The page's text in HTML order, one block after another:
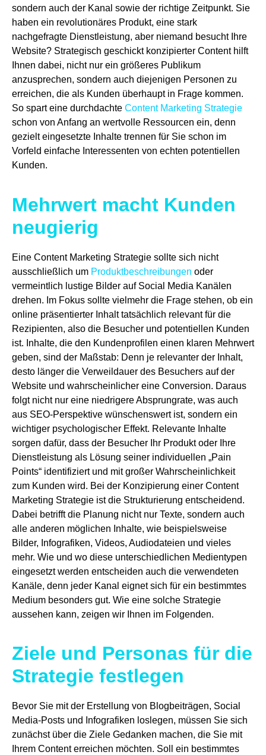
sondern auch der Kanal sowie der richtige Zeitpunkt. Sie
haben ein revolutionäres Produkt, eine stark
nachgefragte Dienstleistung, aber niemand besucht Ihre
Website? Strategisch geschickt konzipierter Content hilft
Ihnen dabei, nicht nur ein größeres Publikum
anzusprechen, sondern auch diejenigen Personen zu
erreichen, die als Kunden überhaupt in Frage kommen.
So spart eine durchdachte Content Marketing Strategie
schon von Anfang an wertvolle Ressourcen ein, denn
gezielt eingesetzte Inhalte trennen für Sie schon im
Vorfeld einfache Interessenten von echten potentiellen
Kunden.
Mehrwert macht Kunden
neugierig
Eine Content Marketing Strategie sollte sich nicht
ausschließlich um Produktbeschreibungen oder
vermeintlich lustige Bilder auf Social Media Kanälen
drehen. Im Fokus sollte vielmehr die Frage stehen, ob ein
online präsentierter Inhalt tatsächlich relevant für die
Rezipienten, also die Besucher und potentiellen Kunden
ist. Inhalte, die den Kundenprofilen einen klaren Mehrwert
geben, sind der Maßstab: Denn je relevanter der Inhalt,
desto länger die Verweildauer des Besuchers auf der
Website und wahrscheinlicher eine Conversion. Daraus
folgt nicht nur eine niedrigere Absprungrate, was auch
aus SEO-Perspektive wünschenswert ist, sondern ein
wichtiger psychologischer Effekt. Relevante Inhalte
sorgen dafür, dass der Besucher Ihr Produkt oder Ihre
Dienstleistung als Lösung seiner individuellen „Pain
Points“ identifiziert und mit großer Wahrscheinlichkeit
zum Kunden wird. Bei der Konzipierung einer Content
Marketing Strategie ist die Strukturierung entscheidend.
Dabei betrifft die Planung nicht nur Texte, sondern auch
alle anderen möglichen Inhalte, wie beispielsweise
Bilder, Infografiken, Videos, Audiodateien und vieles
mehr. Wie und wo diese unterschiedlichen Medientypen
eingesetzt werden entscheiden auch die verwendeten
Kanäle, denn jeder Kanal eignet sich für ein bestimmtes
Medium besonders gut. Wie eine solche Strategie
aussehen kann, zeigen wir Ihnen im Folgenden.
Ziele und Personas für die
Strategie festlegen
Bevor Sie mit der Erstellung von Blogbeiträgen, Social
Media-Posts und Infografiken loslegen, müssen Sie sich
zunächst über die Ziele Gedanken machen, die Sie mit
Ihrem Content erreichen möchten. Soll ein bestimmtes